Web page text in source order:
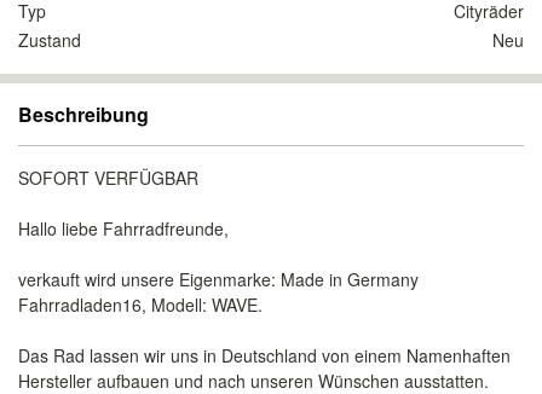
Typ
Cityräder
Zustand
Neu
Beschreibung
SOFORT VERFÜGBAR
Hallo liebe Fahrradfreunde,
verkauft wird unsere Eigenmarke: Made in Germany
Fahrradladen16, Modell: WAVE.
Das Rad lassen wir uns in Deutschland von einem Namenhaften
Hersteller aufbauen und nach unseren Wünschen ausstatten.